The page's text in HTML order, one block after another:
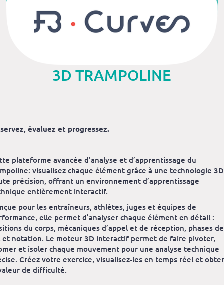
3D TRAMPOLINE
évaluez et progressez.
plateforme avancée d’analyse et d’apprentissage du
visualisez chaque élément grâce à une technologie 3D
précision, offrant un environnement d’apprentissage
entièrement interactif.
pour les entraîneurs, athlètes, juges et équipes de
elle permet d’analyser chaque élément en détail :
du corps, mécaniques d’appel et de réception, phases de
et notation. Le moteur 3D interactif permet de faire pivoter,
et isoler chaque mouvement pour une analyse technique
Créez votre exercice, visualisez-les en temps réel et
de difficulté.